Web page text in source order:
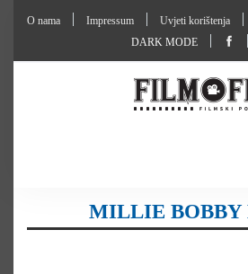
O nama Impressum Uvjeti korištenja
DARK MODE
MILLIE BOBBY